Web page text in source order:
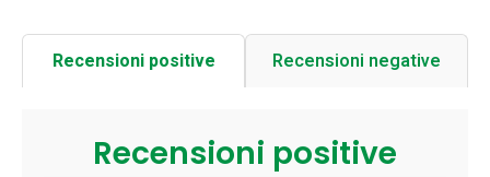
Recensioni positive Recensioni negative
Recensioni positive